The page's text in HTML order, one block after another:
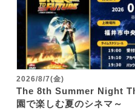
2026/8/7(金)
The 8th Summer Night
園で楽しむ夏のシネマ～